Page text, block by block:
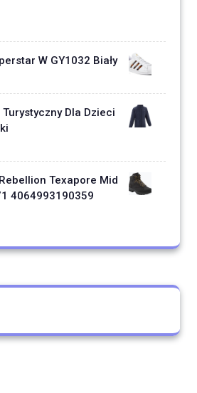
W GY1032 Biały
Dla Dzieci
Texapore Mid
4064993190359